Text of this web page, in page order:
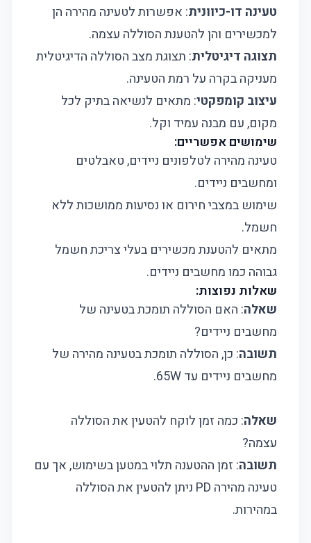
טעינה דו-כיוונית: אפשרות לטעינה מהירה הן
למכשירים והן להטענת הסוללה עצמה.
תצוגה דיגיטלית: תצוגת מצב הסוללה הדיגיטלית
מעניקה בקרה על רמת הטעינה.
עיצוב קומפקטי: מתאים לנשיאה בתיק לכל
מקום, עם מבנה עמיד וקל.
שימושים אפשריים:
טעינה מהירה לטלפונים ניידים, טאבלטים
ומחשבים ניידים.
שימוש במצבי חירום או נסיעות ממושכות ללא
חשמל.
מתאים להטענת מכשירים בעלי צריכת חשמל
גבוהה כמו מחשבים ניידים.
שאלות נפוצות:
שאלה: האם הסוללה תומכת בטעינה של
מחשבים ניידים?
תשובה: כן, הסוללה תומכת בטעינה מהירה של
מחשבים ניידים עד 65W.
שאלה: כמה זמן לוקח להטעין את הסוללה
עצמה?
תשובה: זמן ההטענה תלוי במטען בשימוש, אך עם
טעינה מהירה PD ניתן להטעין את הסוללה
במהירות.